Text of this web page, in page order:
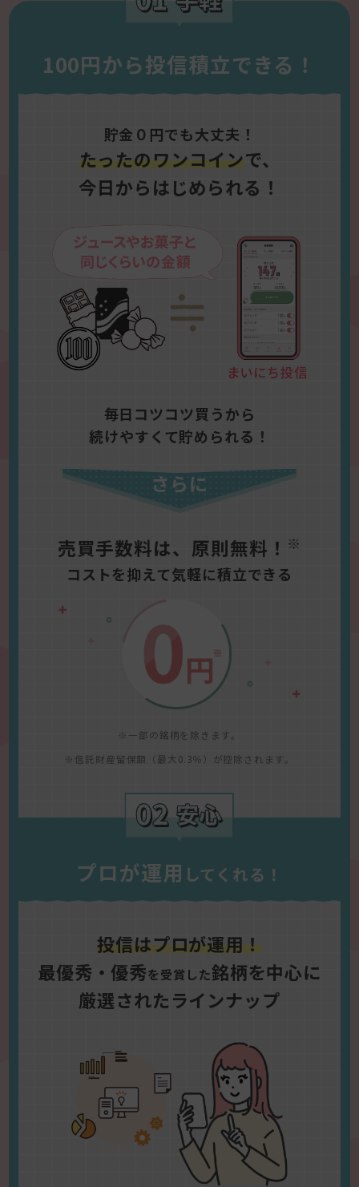
100円から投信積立できる！
貯金０円でも大丈夫！
たったのワンコインで、
今日からはじめられる！
毎日コツコツ買うから
続けやすくて貯められる！
さらに
売買手数料は、原則無料！ ※
コストを抑えて気軽に積立できる
※一部の銘柄を除きます。
※信託財産留保額（最大0.3％）が控除されます。
プロが運用 してくれる！
投信はプロが運用！
最優秀・優秀を受賞した銘柄を中心に
厳選されたラインナップ